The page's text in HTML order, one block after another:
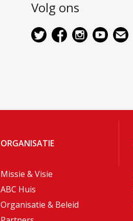
Volg ons
ORGANISATIE
Missie & Visie
ABC Huis
Organisatie & Beleid